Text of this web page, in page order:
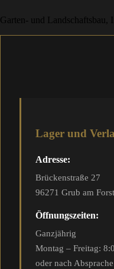
Garten- und
Lager und
Adresse:
Brückenstraße 27
96271 Grub am Forst
Öffnungszeiten:
Ganzjährig
Montag – Freitag:
oder nach Absprache